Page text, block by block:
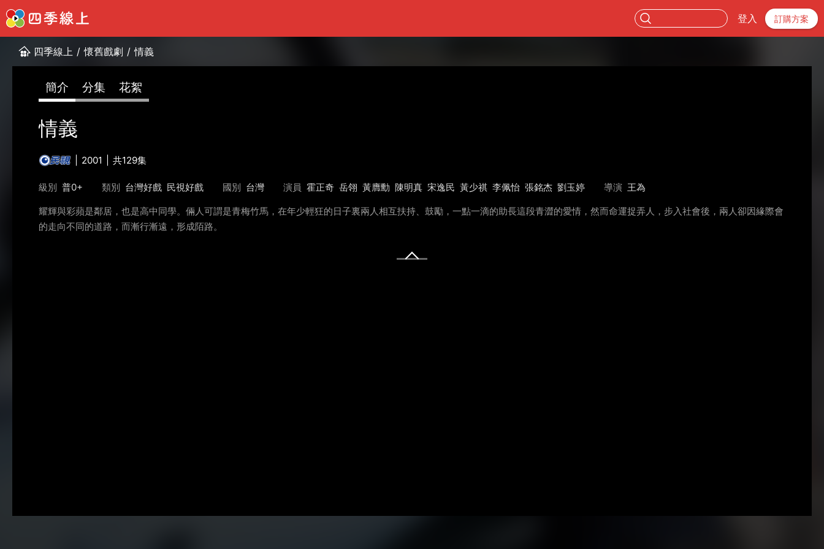
登入 訂購方案
四季線上 / 懷舊戲劇 / 情義
簡介 分集 花絮
情義
2001 共129集
級別 普0+ 類別 台灣好戲 民視好戲 國別 台灣 演員 霍正奇 岳翎 黃膺勳 陳明真 宋逸民 黃少祺 李佩怡 張銘杰 劉玉婷 導演 王為
耀輝與彩蘋是鄰居，也是高中同學。倆人可謂是青梅竹馬，在年少輕狂的日子裏兩人相互扶持、鼓勵，一點一滴的助長這段青澀的愛情，然而命運捉弄人，步入社會後，兩人卻因緣際會
的走向不同的道路，而漸行漸遠，形成陌路。